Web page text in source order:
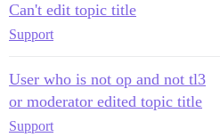
Can't edit topic title
Support
User who is not op and not tl3
or moderator edited topic title
Support